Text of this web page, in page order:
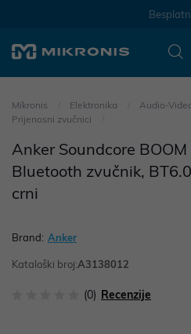
Mikronis Elektronika
Audio-
Prijenosni zvučnici
Anker Soundcore
Bluetooth zvučnik,
crni
Brand: Anker
Kataloški broj:A3138012
(0) Recenzije